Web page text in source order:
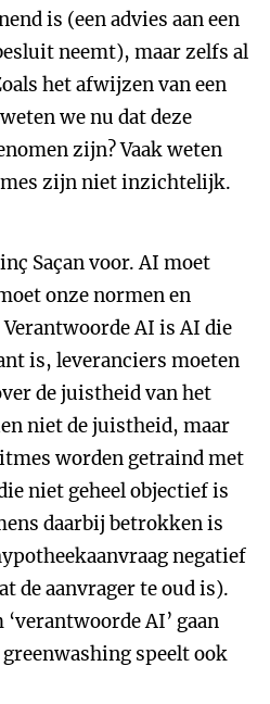
is (een advies aan een
neemt), maar zelfs al
het afwijzen van een
we nu dat deze
zijn? Vaak weten
zijn niet inzichtelijk.
Saçan voor. AI moet
onze normen en
AI is AI die
is, leveranciers moeten
de juistheid van het
niet de juistheid, maar
worden getraind met
niet geheel objectief is
daarbij betrokken is
negatief
de aanvrager te oud is).
AI’ gaan
speelt ook